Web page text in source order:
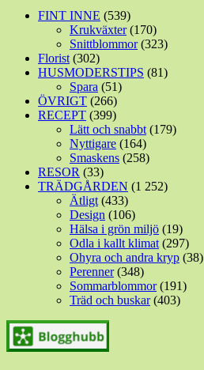
FINT INNE (539)
Krukväxter(170)
Snittblommor(323)
Florist (302)
HUSMODERSTIPS (81)
Spara (51)
ÖVRIGT (266)
RECEPT (399)
Lätt och snabbt (179)
Nyttigare (164)
Smaskens (258)
RESOR (33)
TRÄDGÅRDEN (1 252)
Ätligt (433)
Design (106)
Hälsa i grön miljö (19)
Odla i kallt klimat (297)
Ohyra och andra kryp (38)
Perenner(348)
Sommarblommor(191)
Träd och buskar(403)